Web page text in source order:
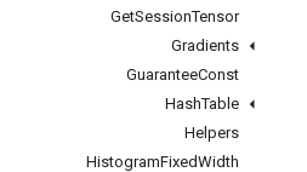
GetSessionTensor
Gradients
GuaranteeConst
HashTable
Helpers
HistogramFixedWidth